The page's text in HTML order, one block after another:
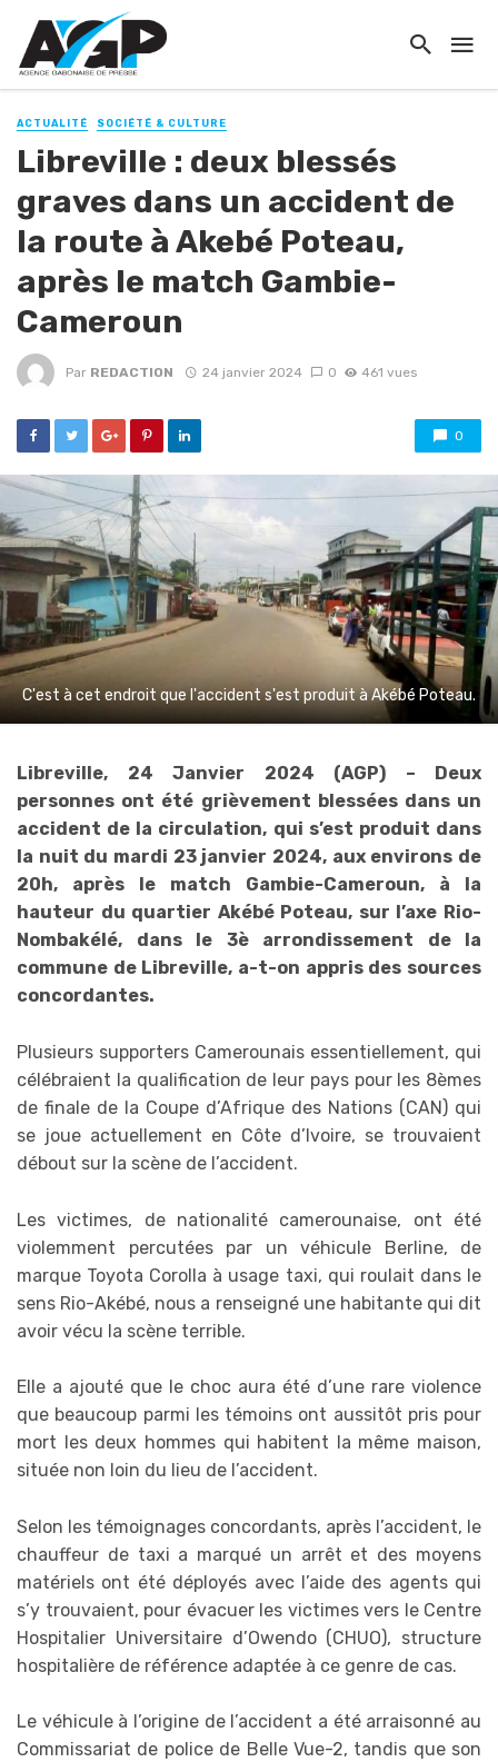
ACTUALITÉ SOCIÉTÉ & CULTURE
Libreville : deux blessés
graves dans un accident de
la route à Akebé Poteau,
après le match Gambie-
Cameroun
Par REDACTION 24 janvier 2024 0 461 vues
0
C'est à cet endroit que l'accident s'est produit à Akébé Poteau.
Libreville, 24 Janvier 2024 (AGP) – Deux
personnes ont été grièvement blessées dans un
accident de la circulation, qui s’est produit dans
la nuit du mardi 23 janvier 2024, aux environs de
20h, après le match Gambie-Cameroun, à la
hauteur du quartier Akébé Poteau, sur l’axe Rio-
Nombakélé, dans le 3è arrondissement de la
commune de Libreville, a-t-on appris des sources
concordantes.
Plusieurs supporters Camerounais essentiellement, qui
célébraient la qualification de leur pays pour les 8èmes
de finale de la Coupe d’Afrique des Nations (CAN) qui
se joue actuellement en Côte d’Ivoire, se trouvaient
débout sur la scène de l’accident.
Les victimes, de nationalité camerounaise, ont été
violemment percutées par un véhicule Berline, de
marque Toyota Corolla à usage taxi, qui roulait dans le
sens Rio-Akébé, nous a renseigné une habitante qui dit
avoir vécu la scène terrible.
Elle a ajouté que le choc aura été d’une rare violence
que beaucoup parmi les témoins ont aussitôt pris pour
mort les deux hommes qui habitent la même maison,
située non loin du lieu de l’accident.
Selon les témoignages concordants, après l’accident, le
chauffeur de taxi a marqué un arrêt et des moyens
matériels ont été déployés avec l’aide des agents qui
s’y trouvaient, pour évacuer les victimes vers le Centre
Hospitalier Universitaire d’Owendo (CHUO), structure
hospitalière de référence adaptée à ce genre de cas.
Le véhicule à l’origine de l’accident a été arraisonné au
Commissariat de police de Belle Vue-2, tandis que son